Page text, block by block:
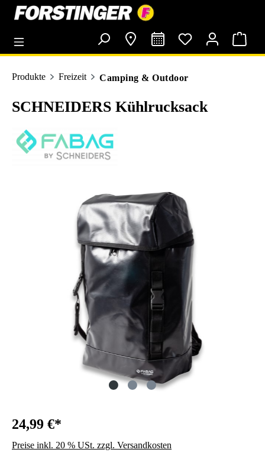
springen
Produkte Freizeit Camping & Outdoor
SCHNEIDERS Kühlrucksack
24,99 €*
Preise inkl. 20 % USt. zzgl. Versandkosten